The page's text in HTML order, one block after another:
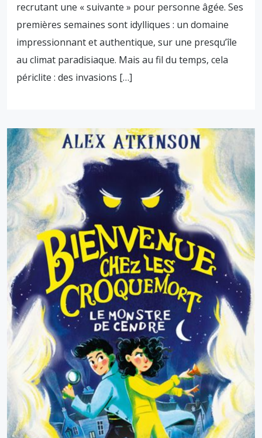
recrutant une « suivante » pour personne âgée. Ses
premières semaines sont idylliques : un domaine
impressionnant et authentique, sur une presqu’île
au climat paradisiaque. Mais au fil du temps, cela
périclite : des invasions […]